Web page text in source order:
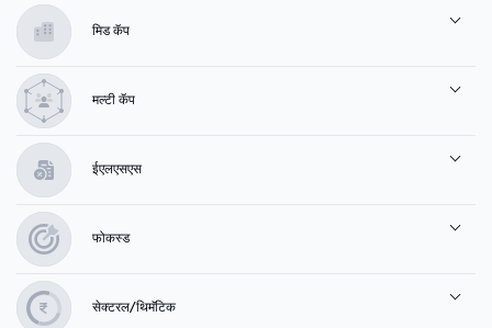
मिड कॅप
मल्टी कॅप
ईएलएसएस
फोकस्ड
सेक्टरल/थिमॅटिक